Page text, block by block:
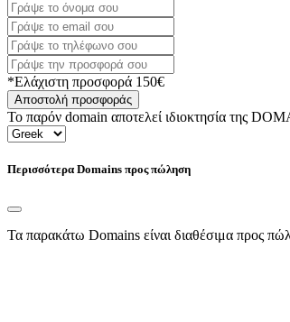
*Ελάχιστη προσφορά 150€
Αποστολή προσφοράς
Το παρόν domain αποτελεί ιδιοκτησία της
Περισσότερα Domains προς πώληση
Τα παρακάτω Domains είναι διαθέσιμα προς